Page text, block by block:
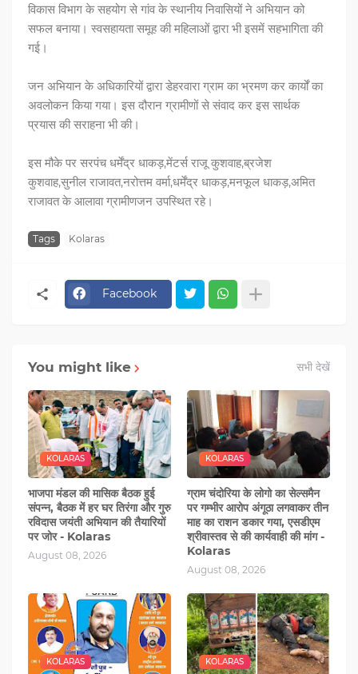
विकास विभाग के सहयोग से गांव के स्थानीय निवासियों ने अभियान को
सफल बनाया। स्वसहायता समूह की महिलाओं द्वारा भी इसमें सहभागिता की
गई।
जन अभियान के अधिकारियों द्वारा डेहरवारा ग्राम का भ्रमण कर कार्यों का
अवलोकन किया गया। इस दौरान ग्रामीणों से संवाद कर इस सार्थक
प्रयास की सराहना भी की।
इस मौके पर सरपंच धर्मेंद्र धाकड़,मेंटर्स राजू कुशवाह,ब्रजेश
कुशवाह,सुनील राजावत,नरोत्तम वर्मा,धर्मेंद्र धाकड़,मनफूल धाकड़,अमित
राजावत के आलावा ग्रामीणजन उपस्थित रहे।
Tags Kolaras
Facebook
You might like सभी देखें
KOLARAS
भाजपा मंडल की मासिक बैठक हुई
संपन्न, बैठक में हर घर तिरंगा और गुरु
रविदास जयंती अभियान की तैयारियों
पर जोर - Kolaras
August 08, 2026
KOLARAS
ग्राम चंदोरिया के लोगो का सेल्समैन
पर गम्‍भीर आरोप अंगूठा लगवाकर तीन
माह का राशन डकार गया, एसडीएम
श्रीवास्‍तव से की कार्यवाही की मांग -
Kolaras
August 08, 2026
KOLARAS KOLARAS